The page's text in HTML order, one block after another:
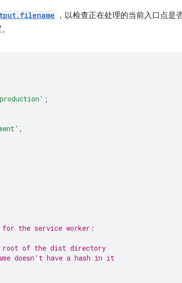
，以检查正在处理的当前入口点是
;
,
the service worker:
root of the dist directory
doesn't have a hash in it